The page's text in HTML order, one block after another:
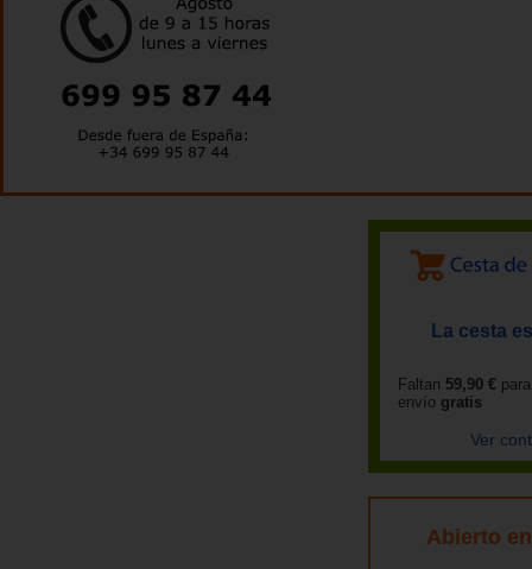
La cesta
Faltan 59,90 €
envío gratis
Ver
Abierto